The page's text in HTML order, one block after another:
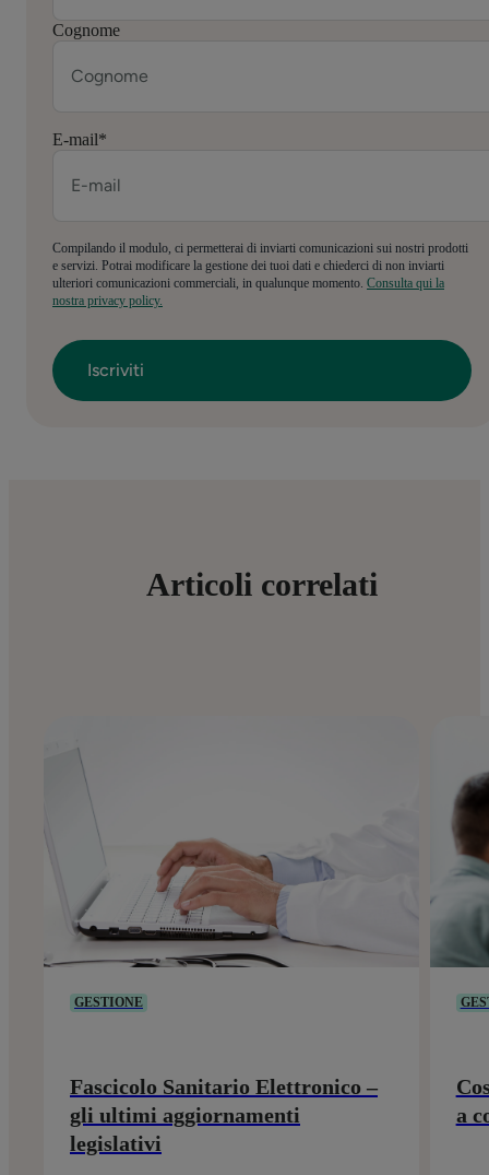
Cognome
E-mail*
Compilando il modulo, ci permetterai di inviarti comunicazioni sui nostri prodotti
e servizi. Potrai modificare la gestione dei tuoi dati e chiederci di non inviarti
ulteriori comunicazioni commerciali, in qualunque momento. Consulta qui la
nostra privacy policy.
Articoli correlati
GESTIONE
Fascicolo Sanitario Elettronico –
gli ultimi aggiornamenti
legislativi
a